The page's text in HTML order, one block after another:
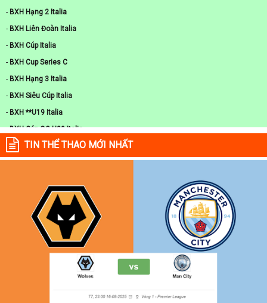
- BXH Hạng 2 Italia
- BXH Liên Đoàn Italia
- BXH Cúp Italia
- BXH Cup Series C
- BXH Hạng 3 Italia
- BXH Siêu Cúp Italia
- BXH **U19 Italia
-BXH Cúp QG U20 Italia
-BXH U20 Italia
-BXH Additional troubleshooting information here.
BXH Additional troubleshooting information
BXH cloudflare.com
TIN THỂ THAO MỚI NHẤT